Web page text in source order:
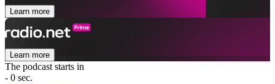
Learn more
Learn more
The podcast starts in
- 0 sec.